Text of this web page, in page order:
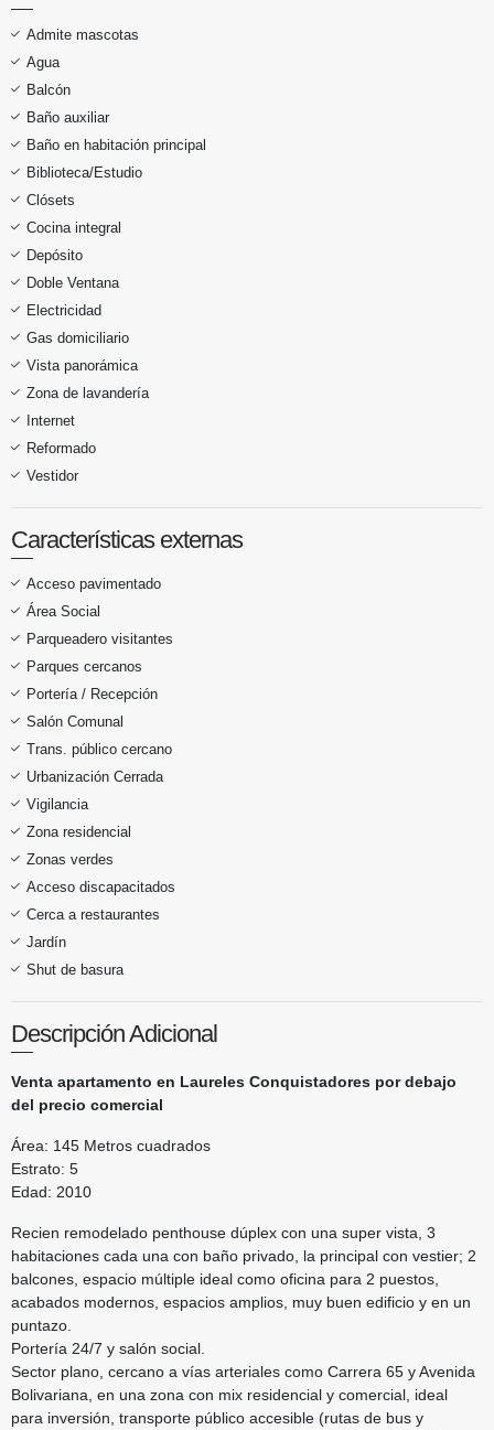
Admite mascotas
Agua
Balcón
Baño auxiliar
Baño en habitación principal
Biblioteca/Estudio
Clósets
Cocina integral
Depósito
Doble Ventana
Electricidad
Gas domiciliario
Vista panorámica
Zona de lavandería
Internet
Reformado
Vestidor
Características externas
Acceso pavimentado
Área Social
Parqueadero visitantes
Parques cercanos
Portería / Recepción
Salón Comunal
Trans. público cercano
Urbanización Cerrada
Vigilancia
Zona residencial
Zonas verdes
Acceso discapacitados
Cerca a restaurantes
Jardín
Shut de basura
Descripción Adicional
Venta apartamento en Laureles Conquistadores por debajo
del precio comercial
Área: 145 Metros cuadrados
Estrato: 5
Edad: 2010
Recien remodelado penthouse dúplex con una super vista, 3
habitaciones cada una con baño privado, la principal con vestier; 2
balcones, espacio múltiple ideal como oficina para 2 puestos,
acabados modernos, espacios amplios, muy buen edificio y en un
puntazo.
Portería 24/7 y salón social.
Sector plano, cercano a vías arteriales como Carrera 65 y Avenida
Bolivariana, en una zona con mix residencial y comercial, ideal
para inversión, transporte público accesible (rutas de bus y